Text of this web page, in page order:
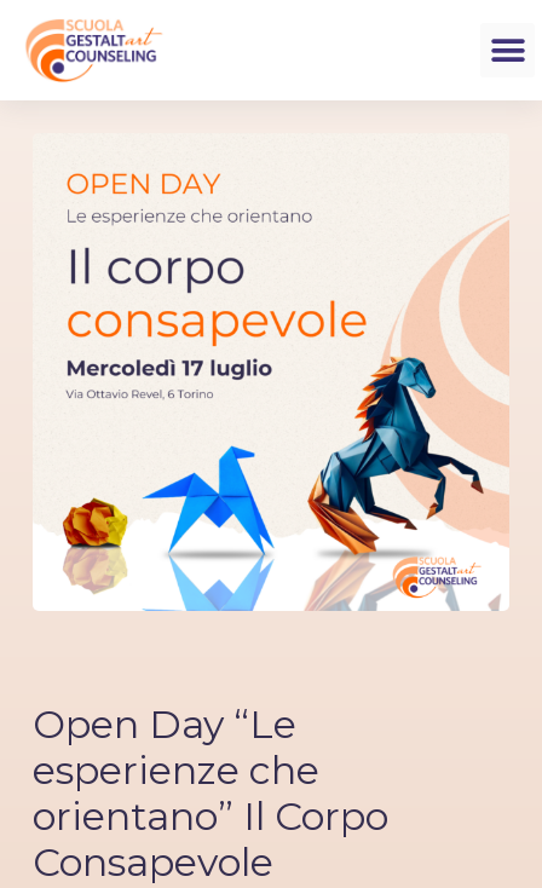
Open Day “Le
esperienze che
orientano” Il Corpo
Consapevole